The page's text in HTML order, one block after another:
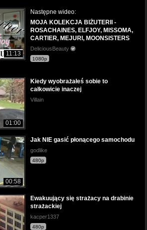
11:13
Następne wideo:
MOJA KOLEKCJA BIŻUTERII -
ROSACHAINES, ELFJOY, MISSOMA,
CARTIER, MEJURI, MOONSISTERS
DeliciousBeauty
1080p
01:00
Kiedy wyobrażałeś sobie to
całkowicie inaczej
Villain
00:58
Jak NIE gasić płonącego samochodu
godlike
480p
Ewakuujący się strażacy na drabinie
strażackiej
kacper1337
480p